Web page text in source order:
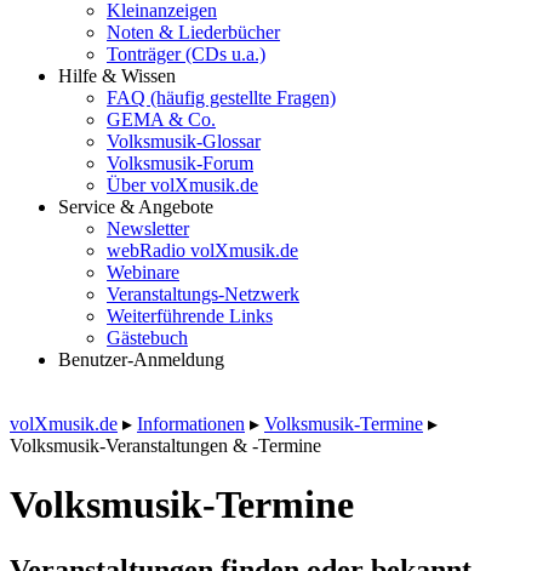
Kleinanzeigen
Noten & Liederbücher
Tonträger (CDs u.a.)
Hilfe & Wissen
FAQ (häufig gestellte Fragen)
GEMA & Co.
Volksmusik-Glossar
Volksmusik-Forum
Über volXmusik.de
Service & Angebote
Newsletter
webRadio volXmusik.de
Webinare
Veranstaltungs-Netzwerk
Weiterführende Links
Gästebuch
Benutzer-Anmeldung
volXmusik.de ▸ Informationen ▸ Volksmusik-Termine ▸
Volksmusik-Veranstaltungen & -Termine
Volksmusik-Termine